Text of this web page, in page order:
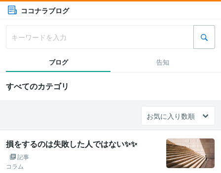
ココナラブログ
ブログ 告知
すべてのカテゴリ
損をするのは失敗した人ではない✨✨
記事
コラム